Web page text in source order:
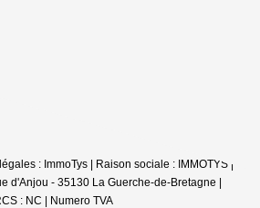
: ImmoTys | Raison sociale : IMMOTYS |
d'Anjou - 35130 La Guerche-de-Bretagne |
: NC | Numero TVA